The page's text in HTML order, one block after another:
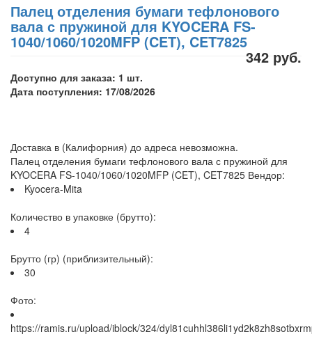
Палец отделения бумаги тефлонового
вала с пружиной для KYOCERA FS-
1040/1060/1020MFP (CET), CET7825
342 руб.
Доступно для заказа: 1 шт.
Дата поступления: 17/08/2026
Доставка в (Калифорния) до адреса невозможна.
Палец отделения бумаги тефлонового вала с пружиной для
KYOCERA FS-1040/1060/1020MFP (CET), CET7825 Вендор:
Kyocera-Mita
Количество в упаковке (брутто):
4
Брутто (гр) (приблизительный):
30
Фото:
https://ramis.ru/upload/iblock/324/